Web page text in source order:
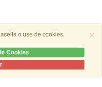
×
o use de cookies.
Cookies